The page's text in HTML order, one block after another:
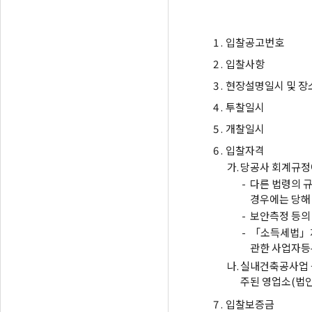
1 . 입찰공고번호
2 . 입찰사항
3 . 현장설명일시 및 장
4 . 투찰일시
5 . 개찰일시
6 . 입찰자격
가.당공사 회계규
- 다른 법령의
경우에는 당
- 보안측정 등
-
「소득세법
관한 사업자
나.실내건축공사
주된 영업소(법
7 . 입찰보증금